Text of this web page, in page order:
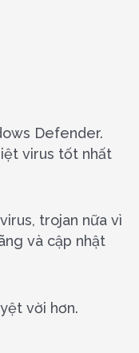
Defender.
virus tốt nhất
trojan nữa vì
và cập nhật
vời hơn.